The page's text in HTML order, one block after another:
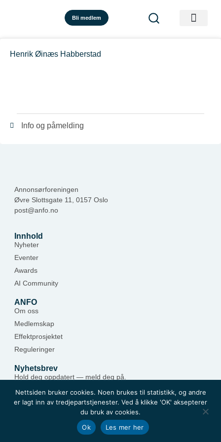
Bli medlem
Henrik Øinæs Habberstad
Info og påmelding
Annonsørforeningen
Øvre Slottsgate 11, 0157 Oslo
post@anfo.no
Innhold
Nyheter
Eventer
Awards
AI Community
ANFO
Om oss
Medlemskap
Effektprosjektet
Reguleringer
Nyhetsbrev
Hold deg oppdatert — meld deg på.
Meld deg på
Nettsiden bruker cookies. Noen brukes til statistikk, og andre
er lagt inn av tredjepartstjenester. Ved å klikke 'OK' aksepterer
du bruk av cookies.
Ok
Les mer her